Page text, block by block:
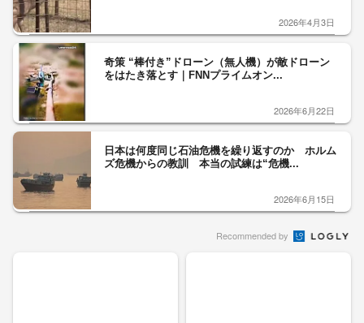
2026年4月3日
奇策 “棒付き”ドローン（無人機）が敵ドローン
をはたき落とす｜FNNプライムオン...
2026年6月22日
日本は何度同じ石油危機を繰り返すのか ホルム
ズ危機からの教訓 本当の試練は“危機...
2026年6月15日
Recommended by